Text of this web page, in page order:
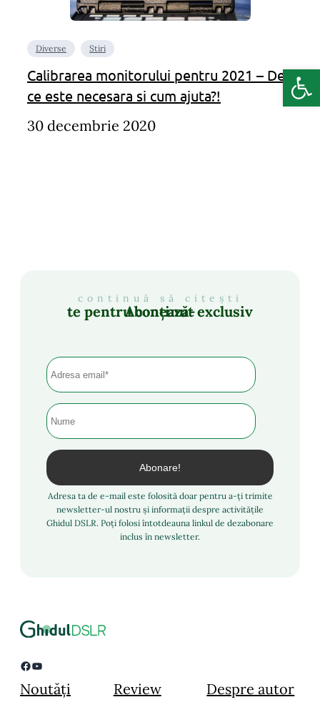
Diverse Stiri
Calibrarea monitorului pentru 2021 – De
ce este necesara si cum ajuta?!
30 decembrie 2020
continuă să citești
Abonează-te pentru conținut exclusiv
Adresa ta de e-mail este folosită doar pentru a-ți trimite
newsletter-ul nostru și informații despre activitățile
Ghidul DSLR. Poți folosi întotdeauna linkul de dezabonare
inclus în newsletter.
Facebook YouTube
Noutăți
Review
Despre autor